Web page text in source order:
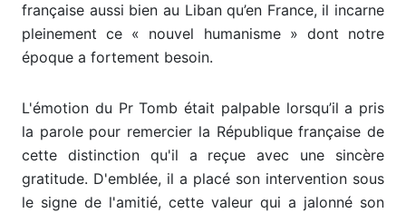
française aussi bien au Liban qu’en France, il incarne
pleinement ce « nouvel humanisme » dont notre
époque a fortement besoin.
L'émotion du Pr Tomb était palpable lorsqu’il a pris
la parole pour remercier la République française de
cette distinction qu'il a reçue avec une sincère
gratitude. D'emblée, il a placé son intervention sous
le signe de l'amitié, cette valeur qui a jalonné son